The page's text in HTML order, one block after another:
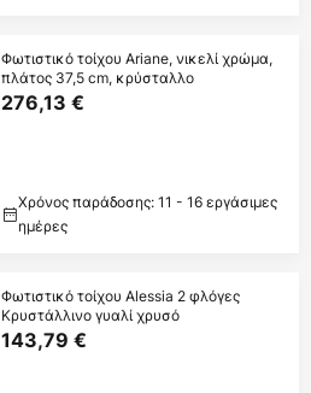
Φωτιστικό τοίχου Ariane, νικελί χρώμα,
πλάτος 37,5 cm, κρύσταλλο
276,13 €
Χρόνος παράδοσης: 11 - 16 εργάσιμες
ημέρες
Φωτιστικό τοίχου Alessia 2 φλόγες
Κρυστάλλινο γυαλί χρυσό
143,79 €